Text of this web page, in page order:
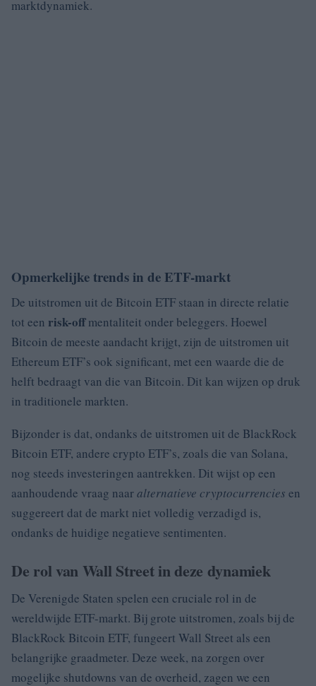
marktdynamiek.
Opmerkelijke trends in de ETF-markt
De uitstromen uit de Bitcoin ETF staan in directe relatie
tot een risk-offmentaliteit onder beleggers. Hoewel
Bitcoin de meeste aandacht krijgt, zijn de uitstromen uit
Ethereum ETF’s ook significant, met een waarde die de
helft bedraagt van die van Bitcoin. Dit kan wijzen op druk
in traditionele markten.
Bijzonder is dat, ondanks de uitstromen uit de BlackRock
Bitcoin ETF, andere crypto ETF’s, zoals die van Solana,
nog steeds investeringen aantrekken. Dit wijst op een
aanhoudende vraag naaralternatieve cryptocurrencies en
suggereert dat de markt niet volledig verzadigd is,
ondanks de huidige negatieve sentimenten.
De rol van Wall Street in deze dynamiek
De Verenigde Staten spelen een cruciale rol in de
wereldwijde ETF-markt. Bij grote uitstromen, zoals bij de
BlackRock Bitcoin ETF, fungeert Wall Street als een
belangrijke graadmeter. Deze week, na zorgen over
mogelijke shutdowns van de overheid, zagen we een